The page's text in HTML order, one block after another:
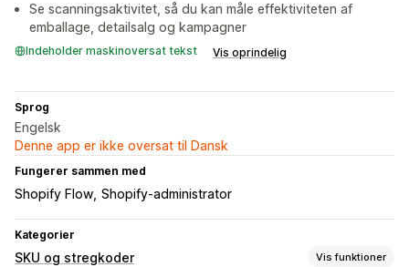
Se scanningsaktivitet, så du kan måle effektiviteten af
emballage, detailsalg og kampagner
Indeholder maskinoversat tekst Vis oprindelig
Sprog
Engelsk
Denne app er ikke oversat til Dansk
Fungerer sammen med
Shopify Flow Shopify-administrator
Kategorier
SKU og stregkoder Vis funktioner